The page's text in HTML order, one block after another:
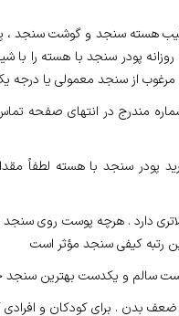
هسته سنجد و گوشت سنجد
پودر سنجد با هسته را با
از سنجد معمولی یا درجه
مندرج در انتهای صفحه
پودر سنجد با هسته لطفاً
دارد . هرچه پوست روی سنجد
رتبه کیفی سنجد مؤثر است
سالم و یکدست بهترین سنجد
بدن . برای کودکان و افرادی